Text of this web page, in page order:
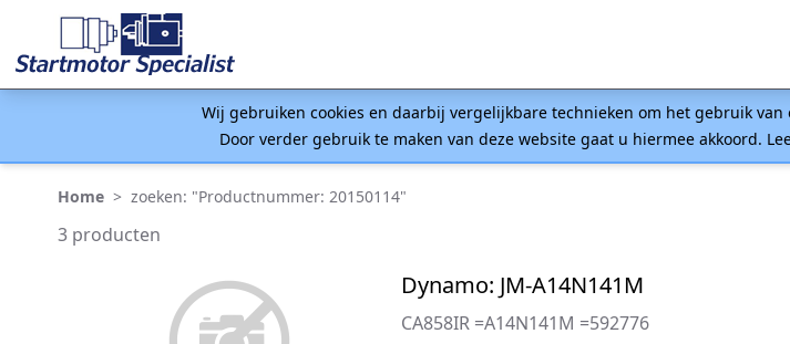
Wij gebruiken cookies en daarbij vergelijkbare technieken om het gebruik
Door verder gebruik te maken van deze website gaat u hiermee akkoord.
Home > zoeken: "Productnummer: 20150114"
3 producten
Dynamo: JM-A14N141M
CA858IR =A14N141M =592776